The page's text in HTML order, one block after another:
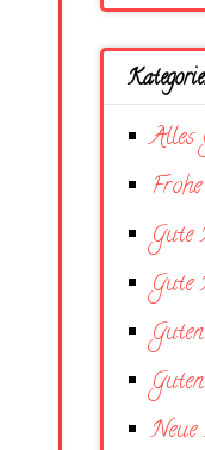
Alles
Gute
Gute